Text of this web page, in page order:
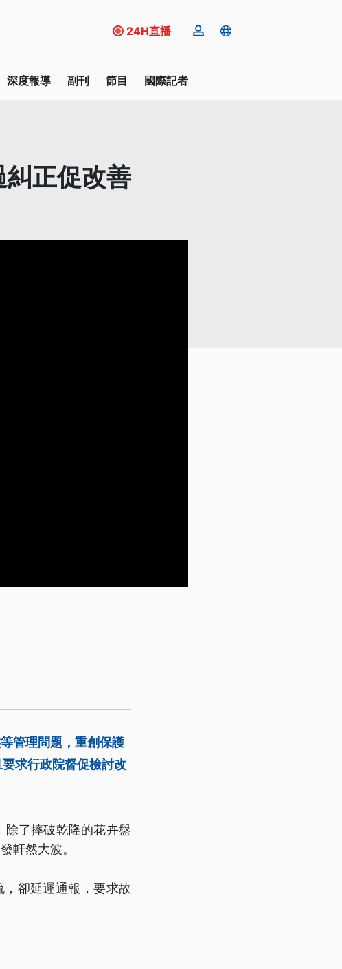
24H直播
深度報導 副刊 節目 國際記者
正促改善
管理問題，重創保護
求行政院督促檢討改
除了摔破乾隆的花卉盤
軒然大波。
卻延遲通報，要求故